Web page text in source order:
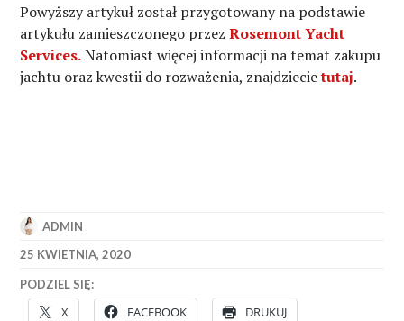
Powyższy artykuł został przygotowany na podstawie
artykułu zamieszczonego przezRosemont Yacht
Services.Natomiast więcej informacji na temat zakupu
jachtu oraz kwestii do rozważenia, znajdziecietutaj.
ADMIN
25 KWIETNIA, 2020
PODZIEL SIĘ:
X FACEBOOK DRUKUJ